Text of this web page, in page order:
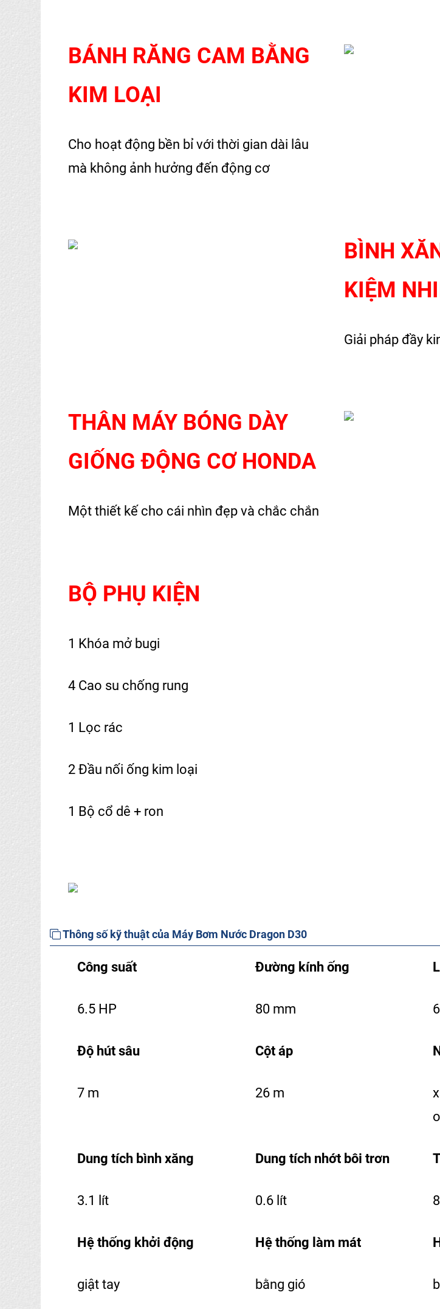
BÁNH RĂNG CAM BẰNG
KIM LOẠI
Cho hoạt động bền bỉ với thời gian dài lâu
mà không ảnh hưởng đến động cơ
BÌNH
KIỆM
Giải pháp đầy
THÂN MÁY BÓNG DÀY
GIỐNG ĐỘNG CƠ HONDA
Một thiết kế cho cái nhìn đẹp và chắc chắn
BỘ PHỤ KIỆN
1 Khóa mở bugi
4 Cao su chống rung
1 Lọc rác
2 Đầu nối ống kim loại
1 Bộ cổ dê + ron
Thông số kỹ thuật của Máy Bơm Nước Dragon D30
Công suất
6.5 HP
Đường kính ống
80 mm
Độ hút sâu
7 m
Cột áp
26 m
Dung tích bình xăng
3.1 lít
Dung tích nhớt bôi trơn
0.6 lít
Hệ thống khởi động
giật tay
Hệ thống làm mát
bằng gió